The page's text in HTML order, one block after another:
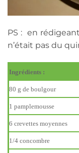
PS : en
n’était pas du
Ingrédients :
80 g de boulgour
1 pamplemousse
6 crevettes moyennes
1/4 concombre